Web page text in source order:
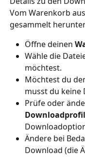
Vom Warenkorb
gesammelt
Öffne deinen
Wähle die
möchtest.
Möchtest du
musst du keine
Prüfe oder
Ändere bei
Download (die